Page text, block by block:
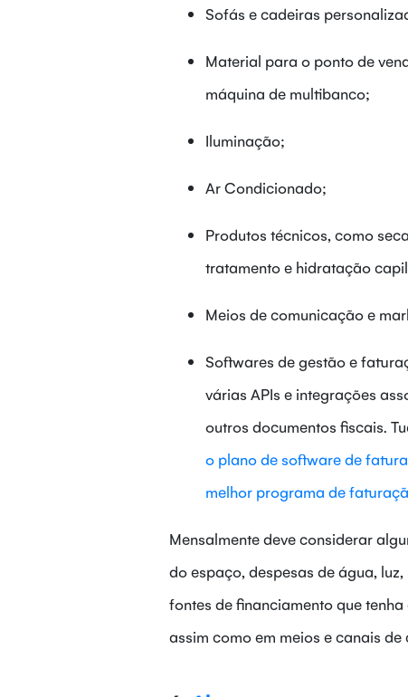
Sofás e cadeiras
Material para o ponto de
máquina de multibanco;
Iluminação;
Ar Condicionado;
Produtos técnicos, como
tratamento e hidratação
Meios de comunicação e
Softwares de gestão e
várias APIs e integrações
outros documentos fiscais.
o plano de software de
melhor programa de
Mensalmente deve considerar
do espaço, despesas de água,
fontes de financiamento que
assim como em meios e canais